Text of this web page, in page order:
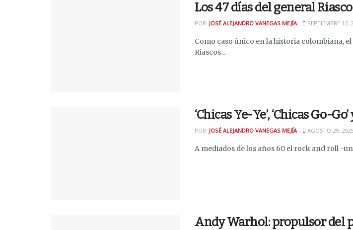
Los 47 días del general
POR: JOSÉ ALEJANDRO VANEGAS MEJÍA SEPTIEMBRE 12,
Como caso único en la historia colombiana,
Riascos...
‘Chicas Ye-Ye’, ‘Chicas Go-
POR: JOSÉ ALEJANDRO VANEGAS MEJÍA AGOSTO 29, 2025
A mediados de los años 60 el rock and roll -
Andy Warhol: propulsor del